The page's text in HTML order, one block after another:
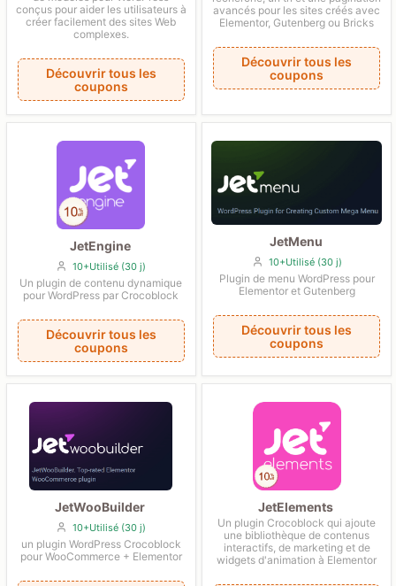
conçus pour aider les utilisateurs à
créer facilement des sites Web
complexes.
Découvrir tous les
coupons
avancés pour les sites créés avec
Elementor, Gutenberg ou Bricks
Découvrir tous les
coupons
JetEngine
10+Utilisé (30 j)
Un plugin de contenu dynamique
pour WordPress par Crocoblock
Découvrir tous les
coupons
JetMenu
10+Utilisé (30 j)
Plugin de menu WordPress pour
Elementor et Gutenberg
Découvrir tous les
coupons
JetWooBuilder
10+Utilisé (30 j)
un plugin WordPress Crocoblock
pour WooCommerce + Elementor
JetElements
Un plugin Crocoblock qui ajoute
une bibliothèque de contenus
interactifs, de marketing et de
widgets d'animation à Elementor